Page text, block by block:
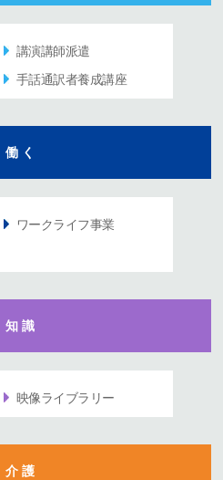
講演講師派遣
手話通訳者養成講座
働 く
ワークライフ事業
知 識
映像ライブラリー
介 護